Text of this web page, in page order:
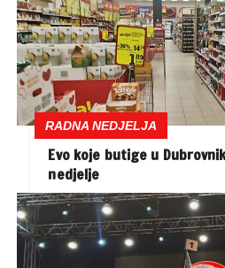
RADNA NEDJELJA
Evo koje butige u
nedjelje